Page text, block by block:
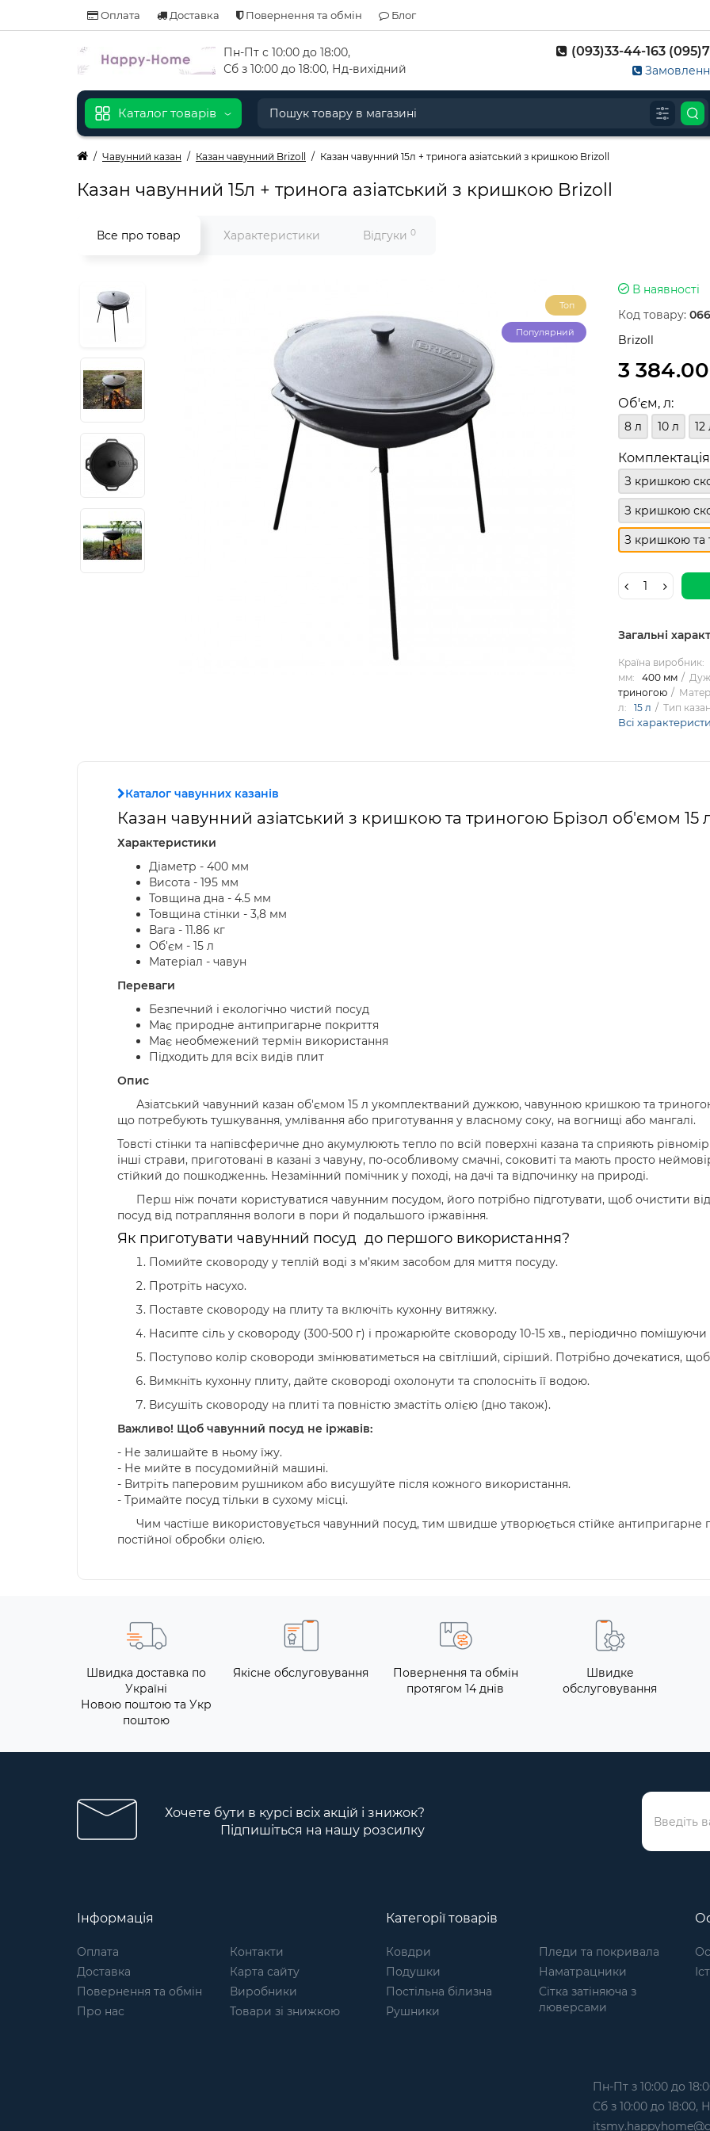
Оплата Доставка Повернення та обмін Блог
Пн-Пт с 10:00 до 18:00,
Сб з 10:00 до 18:00, Нд-вихідний
(093)33-44-163
Каталог товарів
Чавунний казан Казан чавунний Brizoll Казан чавунний 15л + тринога азіатський з кришкою Brizoll
Казан чавунний 15л + тринога азіатський з кришкою Brizoll
Все про товар Характеристики Відгуки 0
Топ
Популярний
В наявності
Код товару:
Brizoll
3
Об'єм, л:
8 л 10 л 12
З кришкою
З кришкою
З кришкою та
Загальні
Країна виробник:
мм:
400 мм
триногою
л:
15 л Тип
Всі
Каталог чавунних казанів
Казан чавунний азіатський з кришкою та триногою Брізол об'ємом 15
Характеристики
Діаметр - 400 мм
Висота - 195 мм
Товщина дна - 4.5 мм
Товщина стінки - 3,8 мм
Вага - 11.86 кг
Об'єм - 15 л
Матеріал - чавун
Переваги
Безпечний і екологічно чистий посуд
Має природне антипригарне покриття
Має необмежений термін використання
Підходить для всіх видів плит
Опис
Азіатський чавунний казан об'ємом 15 л укомплектваний дужкою, чавунною кришкою та
що потребують тушкування, умлівання або приготування у власному соку, на вогнищі або мангалі.
Товсті стінки та напівсферичне дно акумулюють тепло по всій поверхні казана та сприяють
інші страви, приготовані в казані з чавуну, по-особливому смачні, соковиті та мають просто
стійкий до пошкодженнь. Незамінний помічник у поході, на дачі та відпочинку на природі.
Перш ніж почати користуватися чавунним посудом, його потрібно підготувати, щоб очистити від
посуд від потрапляння вологи в пори й подальшого іржавіння.
Як приготувати чавунний посуд до першого використання?
Помийте сковороду у теплій воді з м’яким засобом для миття посуду.
Протріть насухо.
Поставте сковороду на плиту та включіть кухонну витяжку.
Насипте сіль у сковороду (300-500 г) і прожарюйте сковороду 10-15 хв., періодично помішуючи
Поступово колір сковороди змінюватиметься на світліший, сіріший. Потрібно дочекатися,
Вимкніть кухонну плиту, дайте сковороді охолонути та сполосніть її водою.
Висушіть сковороду на плиті та повністю змастіть олією (дно також).
Важливо! Щоб чавунний посуд не іржавів:
- Не залишайте в ньому їжу.
- Не мийте в посудомийній машині.
- Витріть паперовим рушником або висушуйте після кожного використання.
- Тримайте посуд тільки в сухому місці.
Чим частіше використовується чавунний посуд, тим швидше утворюється стійке антипригарне
постійної обробки олією.
Швидка доставка по
Україні
Новою поштою та Укр
поштою
Якісне обслуговування
Повернення та обмін
протягом 14 днів
Швидке
обслуговування
Хочете бути в курсі всіх акцій і знижок?
Підпишіться на нашу розсилку
Інформація
Оплата
Доставка
Повернення та обмін
Про нас
Контакти
Карта сайту
Виробники
Товари зі знижкою
Категорії товарів
Ковдри
Подушки
Постільна білизна
Рушники
Пледи та покривала
Наматрацники
Сітка затіняюча з
люверсами
Пн-Пт з 10:00 до
Сб з 10:00 до 18:00,